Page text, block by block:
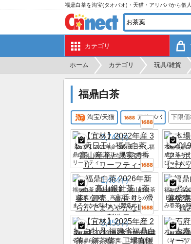
福鼎白茶を淘宝(タオバオ)・天猫・アリババから個
カテゴリ
ホーム カテゴリ 玩具/雑貨
福鼎白茶
淘宝/天猫 アリババ
3,743 円
【宜林】2022年産 3級 天日干し福
鼎白茶、高山産花と果実の香り、
リーフティー
本場福鼎
成白茶ギ
ぴったり
1,404 円
福鼎白茶 2026年新茶、高山銀針茶
（茶葉）卸売、高香り、滑らかで
まろやかな味わい（製造元）
福鼎白茶
ド銀針茶
み春茶、
3,450 円
【宜林】2025年産 2級 白牡丹 福建
省福鼎白茶、新茶葉、工場直販卸
石府源福
（リーフ